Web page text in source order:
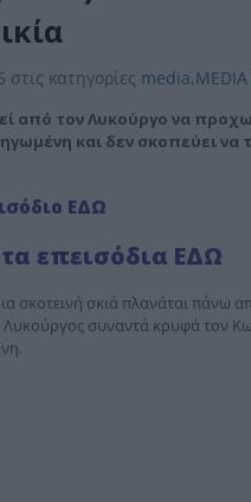
στις κατηγορίες media,
από τον Λυκούργο να
και δεν σκοπεύει να
ΕΔΩ
επεισόδια ΕΔΩ
σκοτεινή σκιά πλανάται
Λυκούργος συναντά κρυφά τον